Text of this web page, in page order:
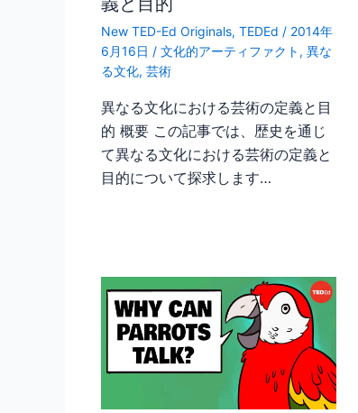
New TED-Ed Originals, TEDEd / 2014年
6月16日 / 文化的アーティファクト , 異な
る文化, 芸術
異なる文化における芸術の定義と目
的 概要 この記事では、歴史を通じ
て異なる文化における芸術の定義と
目的について探求します…